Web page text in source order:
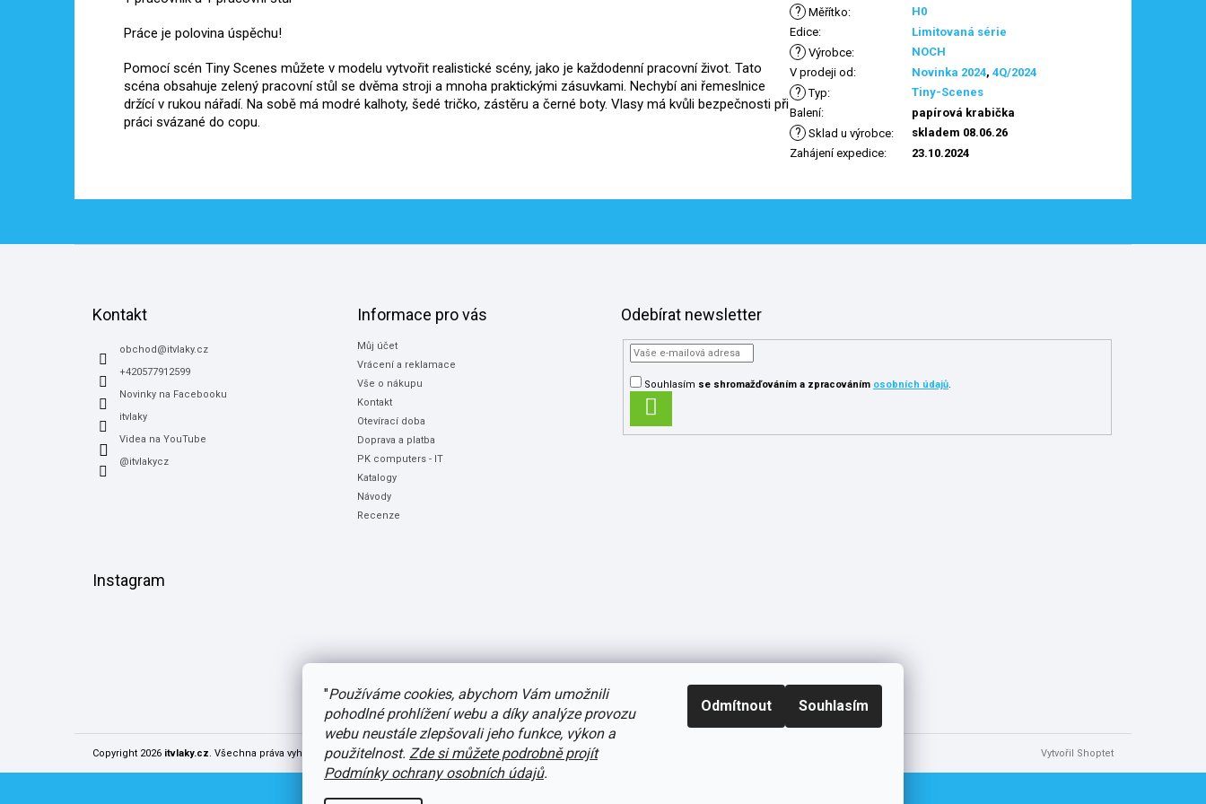
"Používáme cookies, abychom Vám umožnili
pohodlné prohlížení webu a díky analýze provozu
webu neustále zlepšovali jeho funkce, výkon a
použitelnost. Zde si můžete podrobně projít
Podmínky ochrany osobních údajů.
Odmítnout Souhlasím
Práce je polovina úspěchu!
Pomocí scén Tiny Scenes můžete v modelu vytvořit realistické scény, jako je každodenní pracovní život. Tato
scéna obsahuje zelený pracovní stůl se dvěma stroji a mnoha praktickými zásuvkami. Nechybí ani řemeslnice
držící v rukou nářadí. Na sobě má modré kalhoty, šedé tričko, zástěru a černé boty. Vlasy má kvůli bezpečnosti při
práci svázané do copu.
? Měřítko:
H0
Edice: Limitovaná série
? Výrobce:
NOCH
V prodeji od : Novinka 2024,4Q/2024
? Typ:
Tiny-Scenes
Balení: papírová krabička
? Sklad u výrobce:
skladem 08.06.26
Zahájení expedice: 23.10.2024
Kontakt
obchod @itvlaky.cz
+420577912599
Novinky na Facebooku
itvlaky
Videa na YouTube
@itvlakycz
Informace pro vás
Můj účet
Vrácení a reklamace
Vše o nákupu
Kontakt
Otevírací doba
Doprava a platba
PK computers - IT
Katalogy
Návody
Recenze
Odebírat newsletter
Souhlasím se shromažďováníma zpracováním osobních údajů.
SE
Instagram
Vytvořil Shoptet
Copyright 2026 itvlaky.cz. Všechna práva vyhrazena.Upravit nastavení cookies